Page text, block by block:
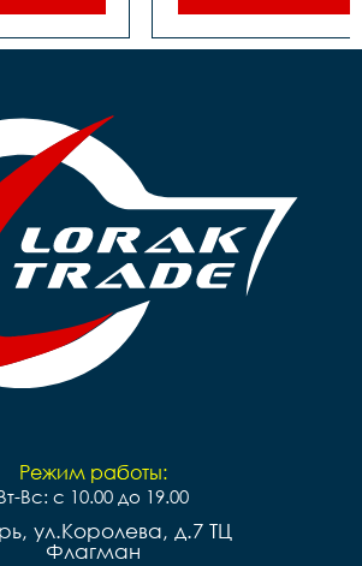
кг
Втулка задняя	- Сталь,
под гайку
Педали	- Пластик
Вес	- 9.76 кг
Режим работы:
Вс: с 10.00 до 19.00
ул.Королева, д.7 ТЦ
Флагман